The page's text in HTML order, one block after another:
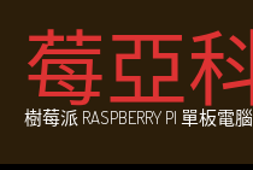
content莓亞
樹莓派 RASPBERRY PI 單板